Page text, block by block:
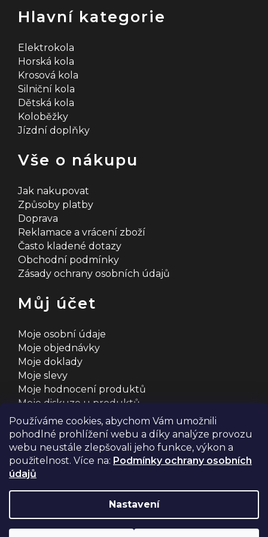
Používáme cookies, abychom Vám umožnili
pohodlné prohlížení webu a díky analýze provozu
webu neustále zlepšovali jeho funkce, výkon a
použitelnost. Více na: Podmínky ochrany osobních
údajů
Nastavení
Hlavní kategorie
Elektrokola
Horská kola
Krosová kola
Silniční kola
Dětská kola
Koloběžky
Jízdní doplňky
Vše o nákupu
Jak nakupovat
Způsoby platby
Doprava
Reklamace a vrácení zboží
Často kladené dotazy
Obchodní podmínky
Zásady ochrany osobních údajů
Můj účet
Moje osobní údaje
Moje objednávky
Moje doklady
Moje slevy
Moje hodnocení produktů
Moje diskuze u produktů
Shoptet s ❤️ vyšperkovalo